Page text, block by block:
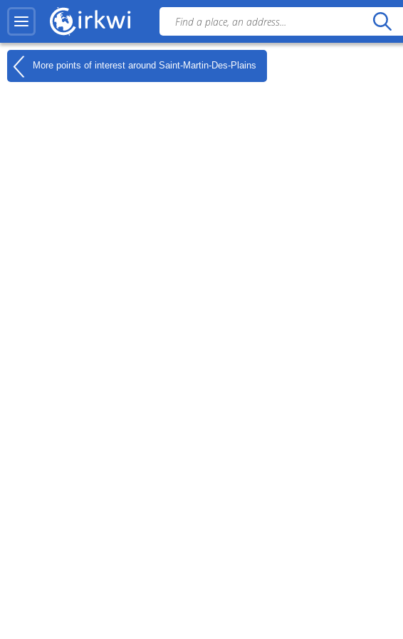
More points of interest around Saint-Martin-Des-Plains